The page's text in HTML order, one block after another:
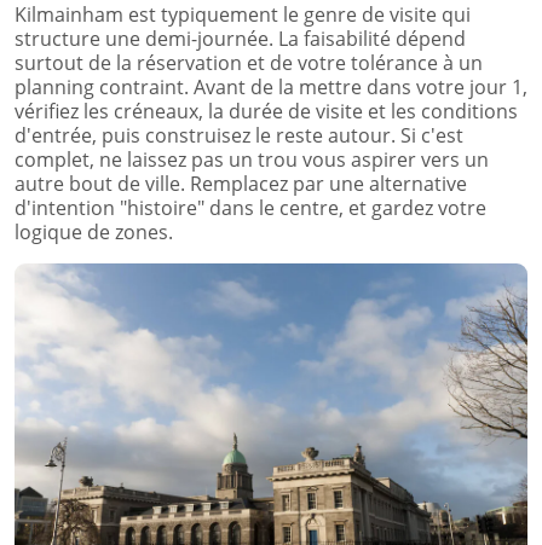
Kilmainham est typiquement le genre de visite qui
structure une demi-journée. La faisabilité dépend
surtout de la réservation et de votre tolérance à un
planning contraint. Avant de la mettre dans votre jour 1,
vérifiez les créneaux, la durée de visite et les conditions
d'entrée, puis construisez le reste autour. Si c'est
complet, ne laissez pas un trou vous aspirer vers un
autre bout de ville. Remplacez par une alternative
d'intention "histoire" dans le centre, et gardez votre
logique de zones.